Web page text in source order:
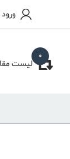
ورود
لیست
0